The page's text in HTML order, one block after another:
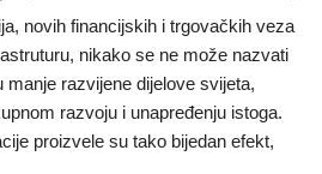
novih financijskih i trgovačkih veza
nikako se ne može nazvati
manje razvijene dijelove svijeta,
razvoju i unapređenju istoga.
proizvele su tako bijedan efekt,